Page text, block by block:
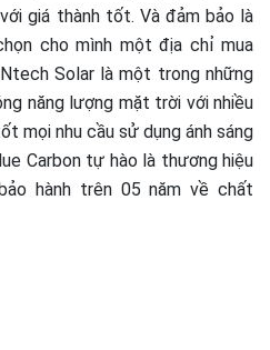
với giá thành tốt. Và đảm bảo là
cho mình một địa chỉ mua
Solar là một trong những
năng lượng mặt trời với nhiều
mọi nhu cầu sử dụng ánh sáng
Carbon tự hào là thương hiệu
hành trên 05 năm về chất